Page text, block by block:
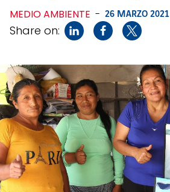
MEDIO AMBIENTE - 26 MARZO 2021
Share on: